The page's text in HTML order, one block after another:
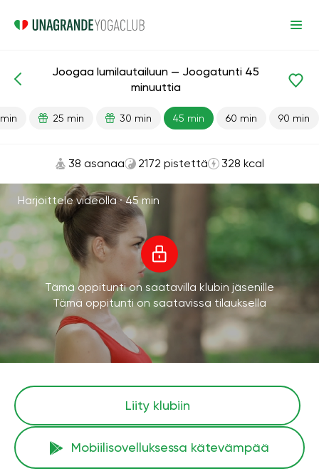
Urheilu
Joogaa lumilautailuun — Joogatunti 45
minuuttia
25 min 30 min 45 min 60 min 90 min
38 asanaa 2172 pistettä 328 kcal
Harjoittele videolla ·45 min
Tämä oppitunti on saatavilla klubin jäsenille
Tämä oppitunti on saatavissa tilauksella
Liity klubiin
Mobiilisovelluksessa kätevämpää